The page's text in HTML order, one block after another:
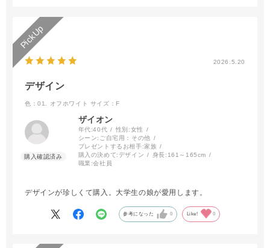
2026.5.20
デザイン
色：01. オフホワイト サイズ：F
ザイオン
年代:40代 性別:女性
シーン: ご自宅用：その他
プレゼントするお相手:家族
購入の決めて: デザイン 身長: 161～165cm
職業:会社員
デザインが珍しくて購入。大学生の娘が愛用します。
参考になった 0 Like! 0